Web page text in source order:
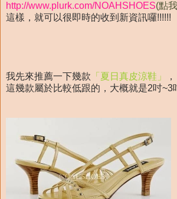
http://www.plurk.com/NOAHSHOES(點
這樣，就可以很即時的收到新資訊囉!!!!!!
我先來推薦一下幾款 「夏日真皮涼鞋」
，
這幾款屬於比較低跟的，大概就是2吋~3